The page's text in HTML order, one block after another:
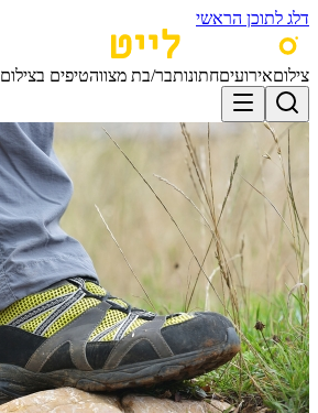
דלג לתוכן הראשי
צילוםאירועיםחתונותבר/בת מצווהטיפים בצילום